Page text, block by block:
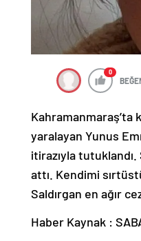
0
Kahramanmaraş’ta
yaralayan Yunus
itirazıyla tutuklandı.
attı. Kendimi
Saldırgan en ağır
Haber Kaynak :